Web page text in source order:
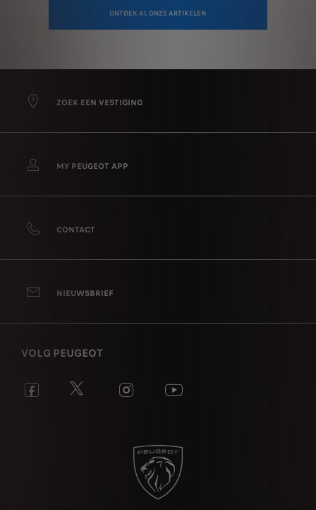
ONTDEK AL ONZE ARTIKELEN
ZOEK EEN VESTIGING
MY PEUGEOT APP
CONTACT
NIEUWSBRIEF
VOLG PEUGEOT